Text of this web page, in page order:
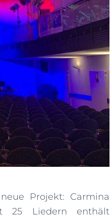
Projekt: Carmina
25 Liedern enthält